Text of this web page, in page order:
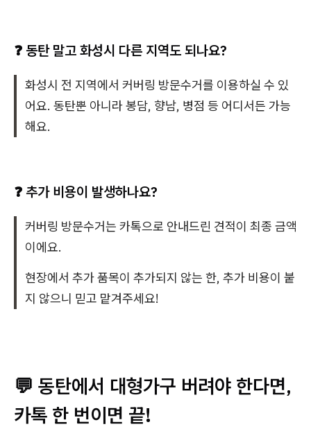
❓ 동탄 말고 화성시 다른 지역도 되나요?
화성시 전 지역에서 커버링 방문수거를 이용하실 수 있
어요. 동탄뿐 아니라 봉담, 향남, 병점 등 어디서든 가능
해요.
❓ 추가 비용이 발생하나요?
커버링 방문수거는 카톡으로 안내드린 견적이 최종 금액
이에요.
현장에서 추가 품목이 추가되지 않는 한, 추가 비용이 붙
지 않으니 믿고 맡겨주세요!
💬 동탄에서 대형가구 버려야 한다면,
카톡 한 번이면 끝!